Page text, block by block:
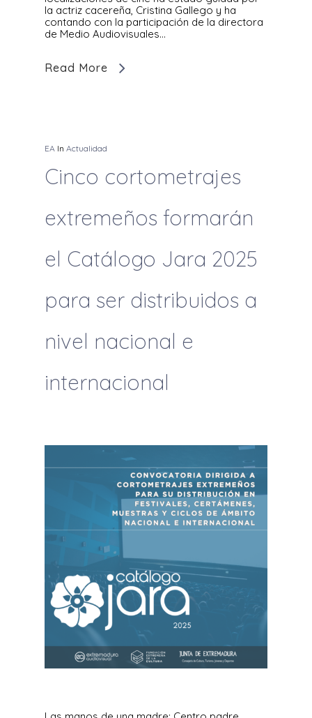
la actriz cacereña, Cristina Gallego y ha
contando con la participación de la directora
de Medio Audiovisuales…
Read More
EA In Actualidad
Cinco cortometrajes
extremeños formarán
el Catálogo Jara 2025
para ser distribuidos a
nivel nacional e
internacional